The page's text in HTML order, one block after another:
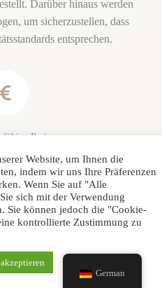
Darüber hinaus werden
um sicherzustellen, dass
entsprechen.
Preise
jetzt möglich. Wir bieten die
auf dem Markt, wobei wir
beibehalten, um das beste
hinaus haben wir Preise für
Website, um Ihnen die
indem wir uns Ihre Präferenzen
Wenn Sie auf "Alle
sich mit der Verwendung
Sie können jedoch die "Cookie-
kontrollierte Zustimmung zu
German